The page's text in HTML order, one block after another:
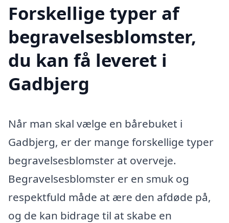
Forskellige typer af
begravelsesblomster,
du kan få leveret i
Gadbjerg
Når man skal vælge en bårebuket i
Gadbjerg, er der mange forskellige typer
begravelsesblomster at overveje.
Begravelsesblomster er en smuk og
respektfuld måde at ære den afdøde på,
og de kan bidrage til at skabe en